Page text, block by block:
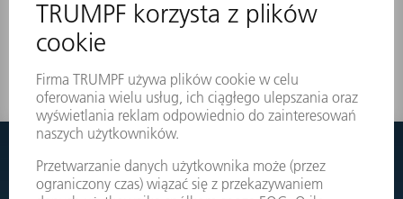
wyników
Nic nie znaleziono?